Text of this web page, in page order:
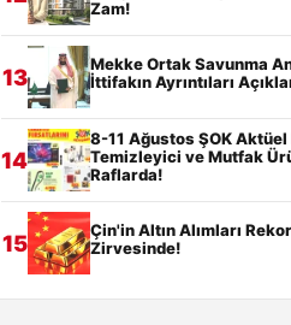
Zam!
13
Mekke Ortak Savunma
İttifakın Ayrıntıları
14
8-11 Ağustos ŞOK Aktüel
Temizleyici ve Mutfak
Raflarda!
15
Çin'in Altın Alımları Rekor
Zirvesinde!